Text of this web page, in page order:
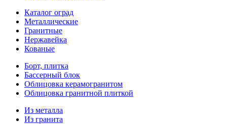
Каталог оград
Металлические
Гранитные
Нержавейка
Кованые
Борт, плитка
Бассерный блок
Облицовка керамогранитом
Облицовка гранитной плиткой
Из металла
Из гранита